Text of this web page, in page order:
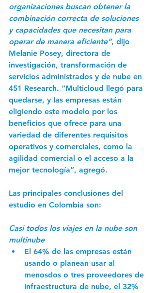
organizaciones buscan obtener la
combinación correcta de soluciones
y capacidades que necesitan para
operar de manera eficiente”, dijo
Melanie Posey, directora de
investigación, transformación de
servicios administrados y de nube en
451 Research. “Multicloud llegó para
quedarse, y las empresas están
eligiendo este modelo por los
beneficios que ofrece para una
variedad de diferentes requisitos
operativos y comerciales, como la
agilidad comercial o el acceso a la
mejor tecnología”, agregó.
Las principales conclusiones del
estudio en Colombia son:
Casi todos los viajes en la nube son
multinube
El 64% de las empresas están
usando o planean usar al
menosdos o tres proveedores de
infraestructura de nube, el 32%